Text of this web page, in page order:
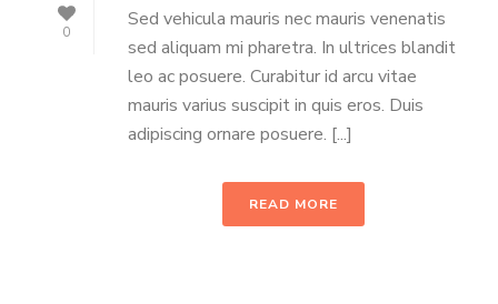
0
Sed vehicula mauris nec mauris venenatis
sed aliquam mi pharetra. In ultrices blandit
leo ac posuere. Curabitur id arcu vitae
mauris varius suscipit in quis eros. Duis
adipiscing ornare posuere. [...]
READ MORE